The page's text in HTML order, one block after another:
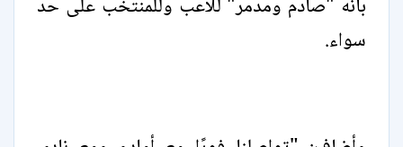
بأنه "صادم ومدمر" للاعب وللمنتخب على حد
سواء.